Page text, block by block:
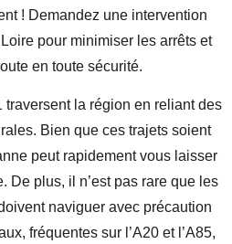
! Demandez une intervention
pour minimiser les arrêts et
en toute sécurité.
traversent la région en reliant des
Bien que ces trajets soient
peut rapidement vous laisser
De plus, il n’est pas rare que les
naviguer avec précaution
fréquentes sur l’A20 et l’A85,